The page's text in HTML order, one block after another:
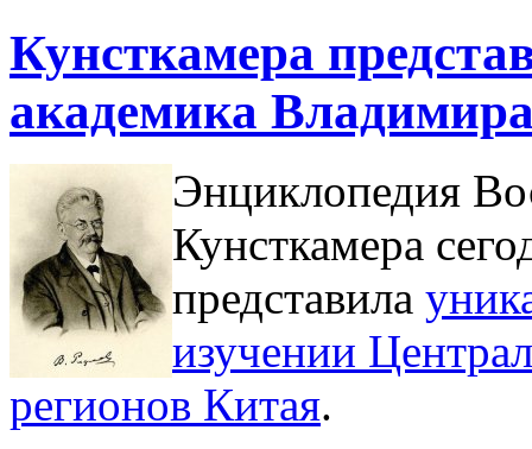
Кунсткамера
академика
Энциклопедия
Кунсткамера
представила
изучении
регионов Китая.